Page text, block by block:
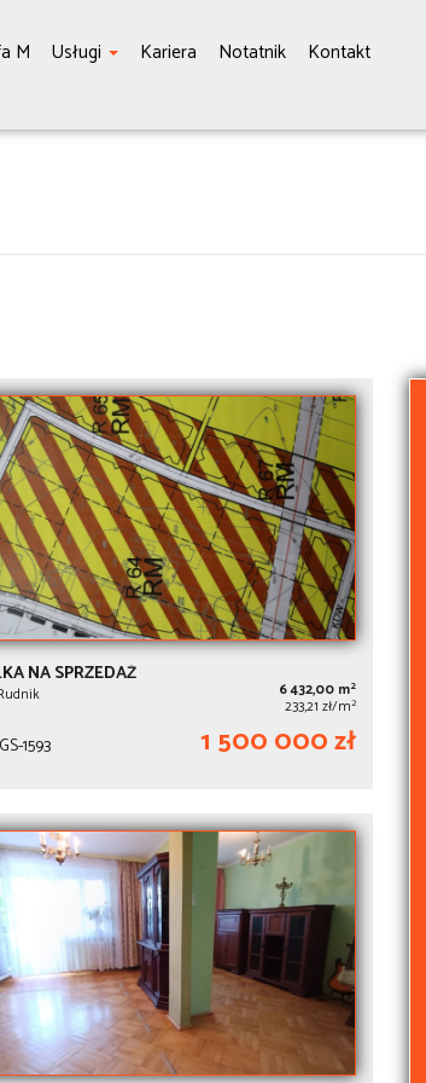
M Usługi Kariera Notatnik Kontakt
NA SPRZEDAŻ
6 432,00 m2
233,21 zł/m2
1593 1 500 000 zł